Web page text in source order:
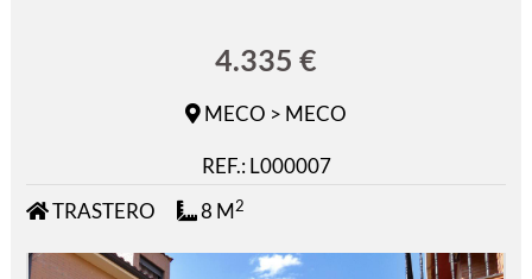
4.335 €
MECO > MECO
REF.: L000007
TRASTERO
8 M2